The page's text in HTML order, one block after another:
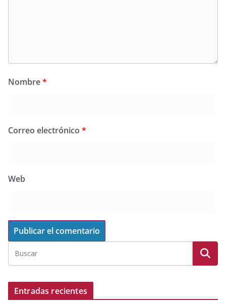
Nombre*
Correo electrónico *
Web
Entradas recientes